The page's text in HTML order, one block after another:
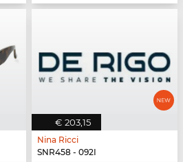
€ 203,15
Nina Ricci
SNR458 - 092I